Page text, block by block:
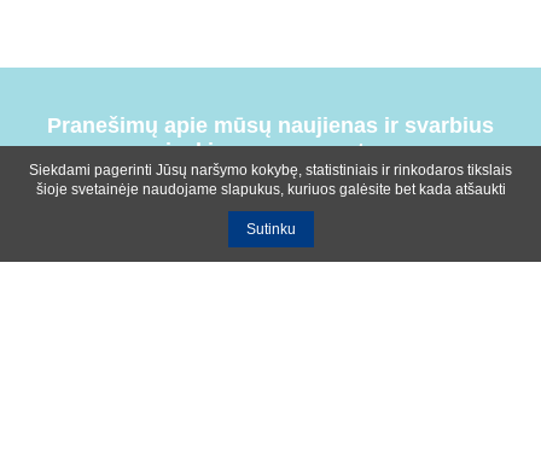
Pranešimų apie mūsų naujienas ir svarbius
įvykius prenumerata
Siekdami pagerinti Jūsų naršymo kokybę, statistiniais ir rinkodaros tikslais
šioje svetainėje naudojame slapukus, kuriuos galėsite bet kada atšaukti
Sutinku